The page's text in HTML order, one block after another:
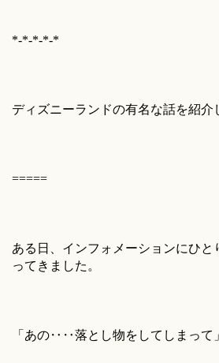
*-*-*-*-*
ディズニーランドの有名な話を紹介
=====
ある日、インフォメーションにひと
ってきました。
「あの‥‥落とし物をしてしまって」